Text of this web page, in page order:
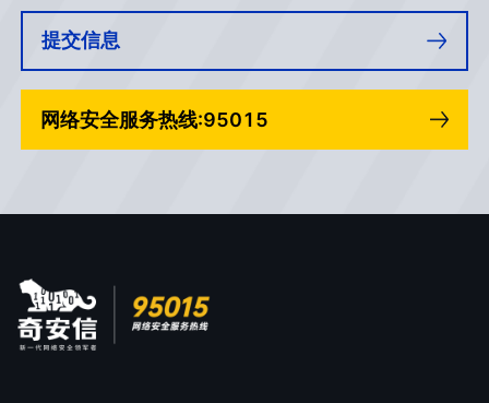
提交信息
网络安全服务热线:95015